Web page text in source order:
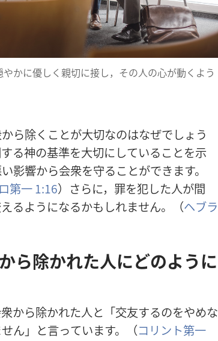
やかに優しく 親切に接し，その人の心が動くよう
から除くことが大切なのはなぜでしょう
する神の基準を大切にしていることを示
い影響から会衆を守ることができます。
第一1:16）さらに， 罪を犯した人が間
えるようになるかもしれません。（ヘブラ
から除かれた人にどのように
衆から除かれた人と「交友するのをやめな
ん」と言っています。（コリント第一